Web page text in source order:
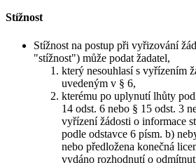
Stížnost
Stížnost na postup při vyřizování
"stížnost") může podat žadatel,
který nesouhlasí s vyřízením
uvedeným v § 6,
kterému po uplynutí lhůty
14 odst. 6 nebo § 15 odst. 3
vyřízení žádosti o informace
podle odstavce 6 písm. b)
nebo předložena konečná
vydáno rozhodnutí o